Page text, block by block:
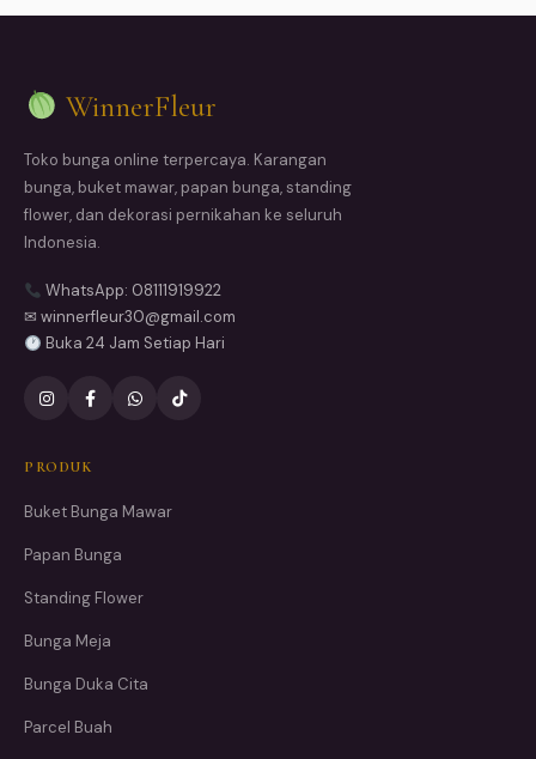
WinnerFleur
Toko bunga online terpercaya. Karangan
bunga, buket mawar, papan bunga, standing
flower, dan dekorasi pernikahan ke seluruh
Indonesia.
WhatsApp: 08111919922
✉ winnerfleur30@gmail.com
Buka 24 Jam Setiap Hari
PRODUK
Buket Bunga Mawar
Papan Bunga
Standing Flower
Bunga Meja
Bunga Duka Cita
Parcel Buah